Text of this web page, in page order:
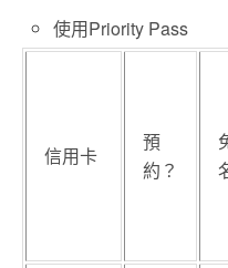
使用Priority Pass
信用卡
預
約？